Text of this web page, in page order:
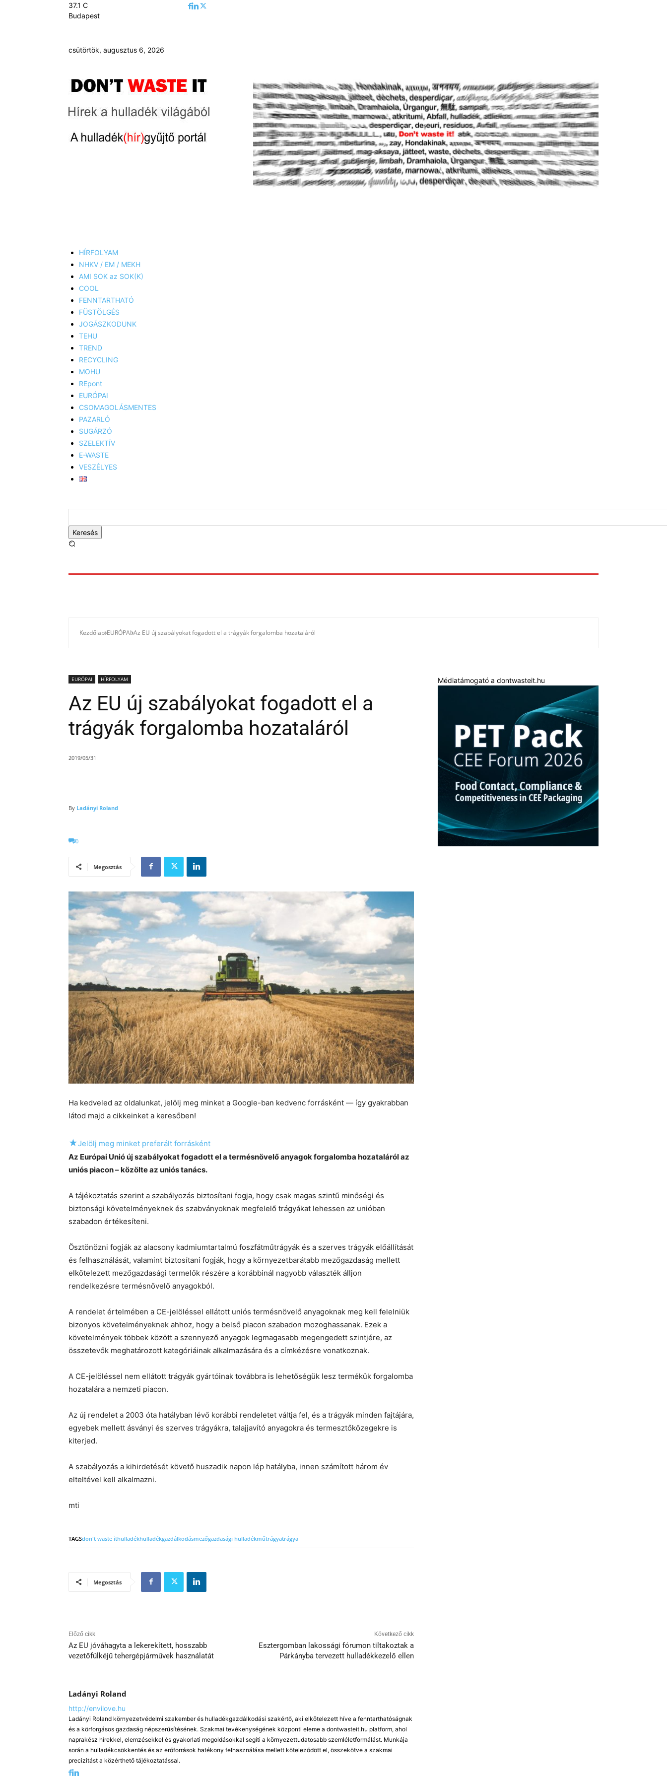
37.1 C
Budapest
csütörtök, augusztus 6, 2026
HÍRFOLYAM
NHKV / EM / MEKH
AMI SOK az SOK(K)
COOL
FENNTARTHATÓ
FÜSTÖLGÉS
JOGÁSZKODUNK
TEHU
TREND
RECYCLING
MOHU
REpont
EURÓPAI
CSOMAGOLÁSMENTES
PAZARLÓ
SUGÁRZÓ
SZELEKTÍV
E-WASTE
VESZÉLYES
Keresés
Kezdőlap EURÓPAI Az EU új szabályokat fogadott el a trágyák forgalomba hozataláról
EURÓPAI HÍRFOLYAM
Az EU új szabályokat fogadott el a
trágyák forgalomba hozataláról
2019/05/31
By Ladányi Roland
0
Megosztás
Ha kedveled az oldalunkat, jelölj meg minket a Google-ban kedvenc forrásként — így gyakrabban
látod majd a cikkeinket a keresőben!
★Jelölj meg minket preferált forrásként
Az Európai Unió új szabályokat fogadott el a termésnövelő anyagok forgalomba hozataláról az
uniós piacon – közölte az uniós tanács.
A tájékoztatás szerint a szabályozás biztosítani fogja, hogy csak magas szintű minőségi és
biztonsági követelményeknek és szabványoknak megfelelő trágyákat lehessen az unióban
szabadon értékesíteni.
Ösztönözni fogják az alacsony kadmiumtartalmú foszfátműtrágyák és a szerves trágyák előállítását
és felhasználását, valamint biztosítani fogják, hogy a környezetbarátabb mezőgazdaság mellett
elkötelezett mezőgazdasági termelők részére a korábbinál nagyobb választék álljon
rendelkezésre termésnövelő anyagokból.
A rendelet értelmében a CE-jelöléssel ellátott uniós termésnövelő anyagoknak meg kell felelniük
bizonyos követelményeknek ahhoz, hogy a belső piacon szabadon mozoghassanak. Ezek a
követelmények többek között a szennyező anyagok legmagasabb megengedett szintjére, az
összetevők meghatározott kategóriáinak alkalmazására és a címkézésre vonatkoznak.
A CE-jelöléssel nem ellátott trágyák gyártóinak továbbra is lehetőségük lesz termékük forgalomba
hozatalára a nemzeti piacon.
Az új rendelet a 2003 óta hatályban lévő korábbi rendeletet váltja fel, és a trágyák minden fajtájára,
egyebek mellett ásványi és szerves trágyákra, talajjavító anyagokra és termesztőközegekre is
kiterjed.
A szabályozás a kihirdetését követő huszadik napon lép hatályba, innen számított három év
elteltével kell alkalmazni.
mti
TAGSdon't waste ithulladékhulladékgazdálkodásmezőgazdasági hulladékműtrágyatrágya
Megosztás
Előző cikk
Az EU jóváhagyta a lekerekített, hosszabb
vezetőfülkéjű tehergépjárművek használatát
Következő cikk
Esztergomban lakossági fórumon tiltakoztak a
Párkányba tervezett hulladékkezelő ellen
Ladányi Roland
http://envilove.hu
Ladányi Roland környezetvédelmi szakember és hulladékgazdálkodási szakértő, aki elkötelezett híve a fenntarthatóságnak
és a körforgásos gazdaság népszerűsítésének. Szakmai tevékenységének központi eleme a dontwasteit.hu platform, ahol
naprakész hírekkel, elemzésekkel és gyakorlati megoldásokkal segíti a környezettudatosabb szemléletformálást. Munkája
során a hulladékcsökkentés és az erőforrások hatékony felhasználása mellett köteleződött el, összekötve a szakmai
precizitást a közérthető tájékoztatással.
Médiatámogató a dontwasteit.hu